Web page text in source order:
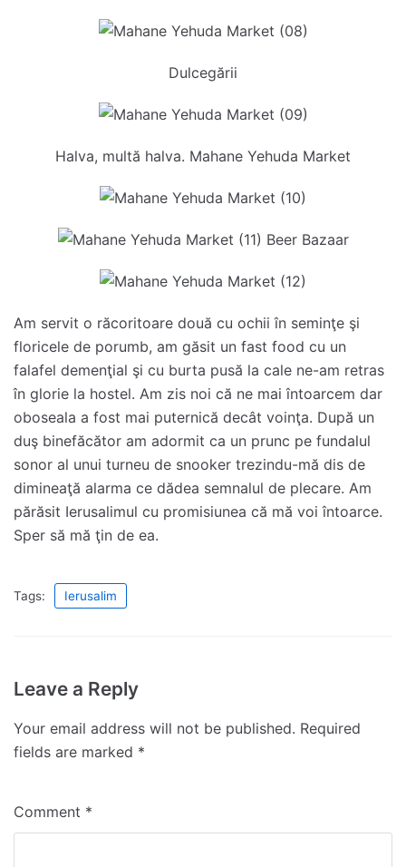
Dulcegării
Halva, multă halva. Mahane Yehuda Market
Am servit o răcoritoare două cu ochii în seminţe şi
floricele de porumb, am găsit un fast food cu un
falafel demenţial şi cu burta pusă la cale ne-am retras
în glorie la hostel. Am zis noi că ne mai întoarcem dar
oboseala a fost mai puternică decât voinţa. După un
duş binefăcător am adormit ca un prunc pe fundalul
sonor al unui turneu de snooker trezindu-mă dis de
dimineaţă alarma ce dădea semnalul de plecare. Am
părăsit Ierusalimul cu promisiunea că mă voi întoarce.
Sper să mă ţin de ea.
Tags: Ierusalim
Leave a Reply
Your email address will not be published. Required
fields are marked *
Comment *